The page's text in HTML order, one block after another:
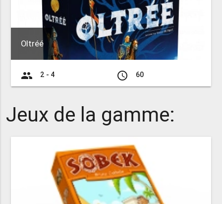
Oltréé
group 2 - 4 access_time 60
Jeux de la gamme: